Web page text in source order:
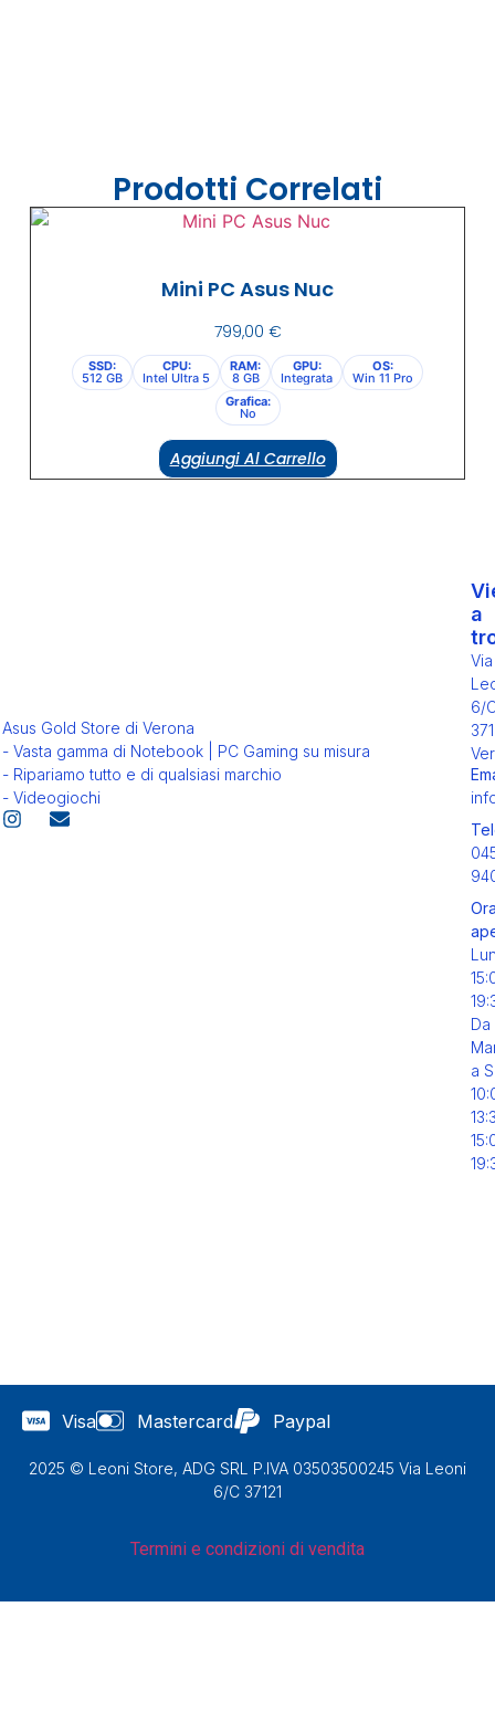
Prodotti Correlati
Mini PC Asus Nuc
799,00 €
SSD:
512 GB
CPU:
Intel Ultra 5
RAM:
8 GB
GPU:
Integrata
OS:
Win 11 Pro
Grafica:
No
Aggiungi Al Carrello
Asus Gold Store di Verona
- Vasta gamma di Notebook | PC Gaming su misura
- Ripariamo tutto e di qualsiasi marchio
- Videogiochi
a
Via
6/
Da
a
Visa Mastercard Paypal
2025 © Leoni Store, ADG SRL P.IVA 03503500245 Via Leoni
6/C 37121
Termini e condizioni di vendita